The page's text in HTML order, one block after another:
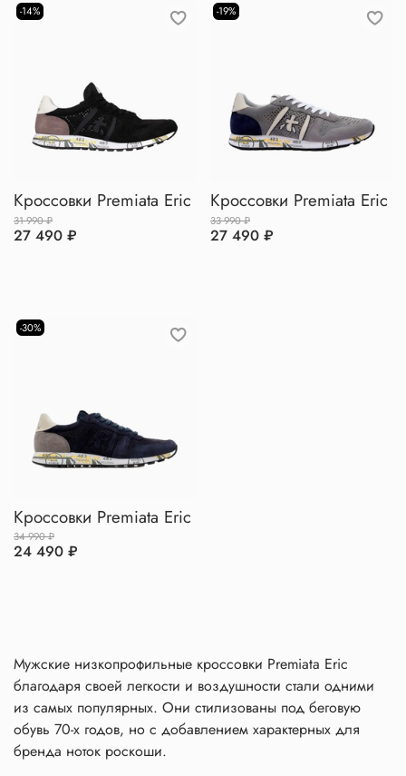
-14%
Кроссовки Premiata Eric
31 990 ₽
27 490 ₽
-19%
Кроссовки Premiata Eric
33 990 ₽
27 490 ₽
-30%
Кроссовки Premiata Eric
34 990 ₽
24 490 ₽
Мужские низкопрофильные кроссовки Premiata Eric
благодаря своей легкости и воздушности стали одними
из самых популярных. Они стилизованы под беговую
обувь 70-х годов, но с добавлением характерных для
бренда ноток роскоши.